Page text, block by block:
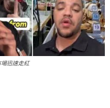
迅速走紅